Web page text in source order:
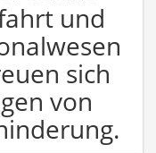
und
sich
von